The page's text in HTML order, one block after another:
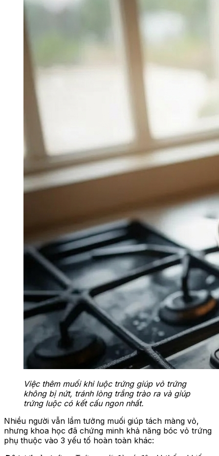
Việc thêm muối khi luộc trứng giúp vỏ trứng
không bị nứt, tránh lòng trắng trào ra và giúp
trứng luộc có kết cấu ngon nhất.
Nhiều người vẫn lầm tưởng muối giúp tách màng vỏ,
nhưng khoa học đã chứng minh khả năng bóc vỏ trứng
phụ thuộc vào 3 yếu tố hoàn toàn khác: